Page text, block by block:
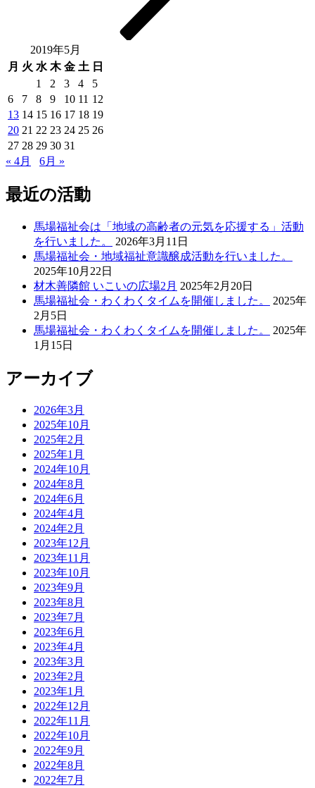
2019年5月
月 火 水 木 金 土 日
1
2 3 4
5
6
7 8 9 10 11 12
13 14 15 16 17 18 19
20 21 22 23 24 25 26
27 28 29 30 31
« 4月
6月 »
最近の活動
馬場福祉会は「地域の高齢者の元気を応援する」活動
を行いました。
2026年3月11日
馬場福祉会・地域福祉意識醸成活動を行いました。
2025年10月22日
材木善隣館 いこいの広場2月 2025年2月20日
馬場福祉会・わくわくタイムを開催しました。
2025年
2月5日
馬場福祉会・わくわくタイムを開催しました。
2025年
1月15日
アーカイブ
2026年3月
2025年10月
2025年2月
2025年1月
2024年10月
2024年8月
2024年6月
2024年4月
2024年2月
2023年12月
2023年11月
2023年10月
2023年9月
2023年8月
2023年7月
2023年6月
2023年4月
2023年3月
2023年2月
2023年1月
2022年12月
2022年11月
2022年10月
2022年9月
2022年8月
2022年7月